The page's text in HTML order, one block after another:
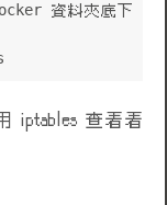
資料夾底下 ,
iptables 查看看